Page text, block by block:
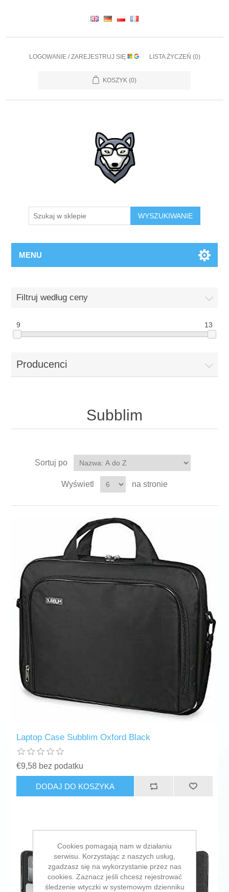
LOGOWANIE / ZAREJESTRUJ SIĘ LISTA ŻYCZEŃ (0)
KOSZYK (0)
WYSZUKIWANIE
MENU
Filtruj według ceny
9 13
Producenci
Subblim
Sortuj po
Wyświetl na stronie
Laptop Case Subblim Oxford Black
€9,58 bez podatku
DODAJ DO KOSZYKA
Cookies pomagają nam w działaniu
serwisu. Korzystając z naszych usług,
zgadzasz się na wykorzystanie przez nas
cookies. Zaznacz jeśli chcesz rejestrować
śledzenie wtyczki w systemowym dzienniku